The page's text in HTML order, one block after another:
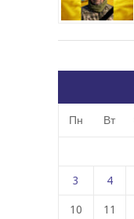
Пн Вт
3 4
10 11